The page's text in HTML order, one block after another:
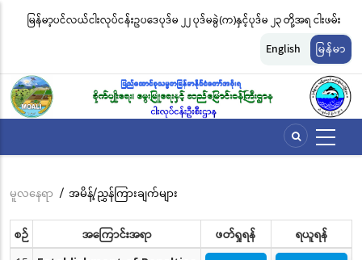
အဓိက
အကြောင်းအရာ
မည်
မြန်မာ့ပင်လယ်ငါးလုပ်ငန်းဥပဒေပုဒ်မ ၂၂ ပုဒ်မခွဲ(က)နှင့်ပုဒ်မ ၂၃ တို့အရ ငါးဖမ်း
ကိရိယာအမျိုးအစားအလိုက် လိုင်စင်ခနှုန်းထားများကို အောက်ပါအတိုင်း
မ
English မြန်မာ
Breadcrumb
မူလနေရာ / အမိန့်/ညွှန်ကြားချက်များ
စဉ် အကြောင်းအရာ ဖတ်ရှုရန်
ရယူရန်